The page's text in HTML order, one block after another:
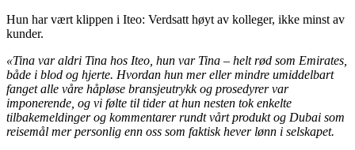
Hun har vært klippen i Iteo: Verdsatt høyt av kolleger, ikke minst av
kunder.
«Tina var aldri Tina hos Iteo, hun var Tina – helt rød som Emirates,
både i blod og hjerte. Hvordan hun mer eller mindre umiddelbart
fanget alle våre håpløse bransjeutrykk og prosedyrer var
imponerende, og vi følte til tider at hun nesten tok enkelte
tilbakemeldinger og kommentarer rundt vårt produkt og Dubai som
reisemål mer personlig enn oss som faktisk hever lønn i selskapet.